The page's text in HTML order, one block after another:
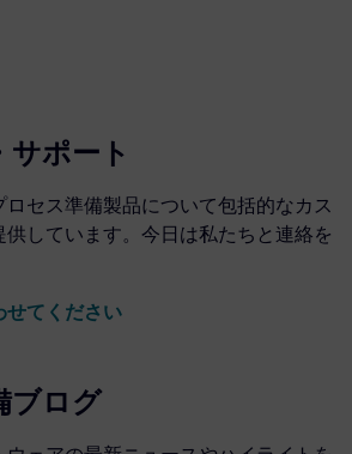
サポート
セス準備製品について包括的なカス
供しています。今日は私たちと連絡を
せてください
ブログ